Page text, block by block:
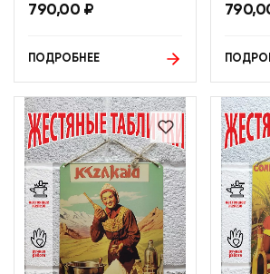
790,00 ₽
ПОДРОБНЕЕ